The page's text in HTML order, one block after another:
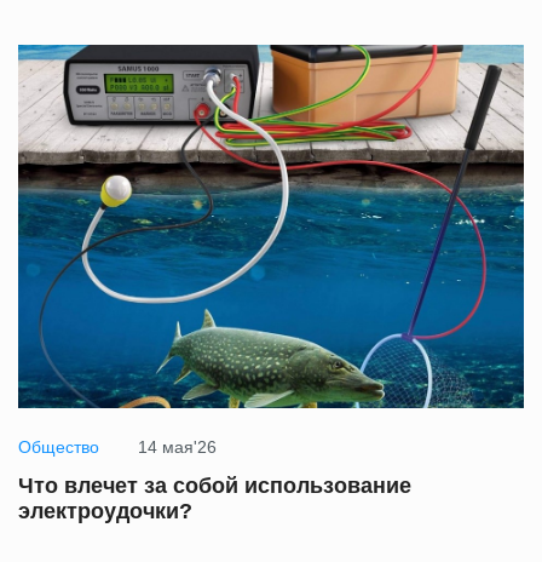
Общество 14 мая'26
Что влечет за собой использование
электроудочки?